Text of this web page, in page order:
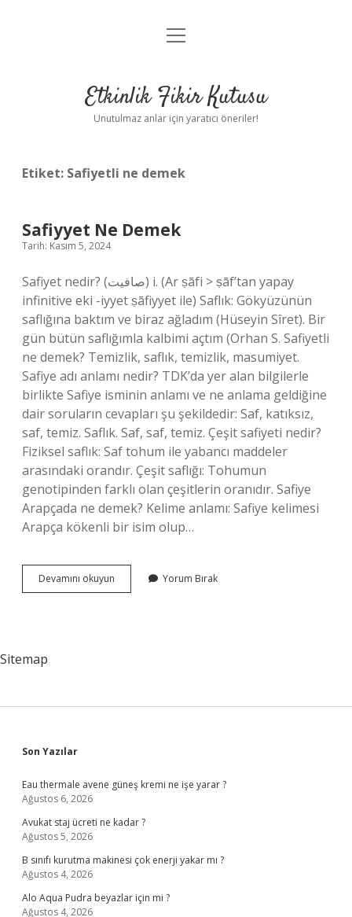
Anasayfa
Yasal Uyarı
menüyü
Etkinlik Fikir Kutusu
Unutulmaz anlar için yaratıcı öneriler!
Etiket: Safiyetli ne demek
Safiyyet Ne Demek
Tarih: Kasım 5, 2024
Safiyet nedir? (ﺻﺎﻓﻴﺖ) i. (Ar ṣāfі > ṣāf’tan yapay
infinitive eki -iyyet ṣāfiyyet ile) Saflık: Gökyüzünün
saflığına baktım ve biraz ağladım (Hüseyin Sîret). Bir
gün bütün saflığımla kalbimi açtım (Orhan S. Safiyetli
ne demek? Temizlik, saflık, temizlik, masumiyet.
Safiye adı anlamı nedir? TDK’da yer alan bilgilerle
birlikte Safiye isminin anlamı ve ne anlama geldiğine
dair soruların cevapları şu şekildedir: Saf, katıksız,
saf, temiz. Saflık. Saf, saf, temiz. Çeşit safiyeti nedir?
Fiziksel saflık: Saf tohum ile yabancı maddeler
arasındaki orandır. Çeşit saflığı: Tohumun
genotipinden farklı olan çeşitlerin oranıdır. Safiye
Arapçada ne demek? Kelime anlamı: Safiye kelimesi
Arapça kökenli bir isim olup…
Devamını okuyun
Ne
Yorum Bırak
Sitemap
Sidebar
Son Yazılar
Eau thermale avene güneş kremi ne işe yarar ?
Ağustos 6, 2026
Avukat staj ücreti ne kadar ?
Ağustos 5, 2026
B sınıfı kurutma makinesi çok enerji yakar mı ?
Ağustos 4, 2026
Alo Aqua Pudra beyazlar için mi ?
Ağustos 4, 2026